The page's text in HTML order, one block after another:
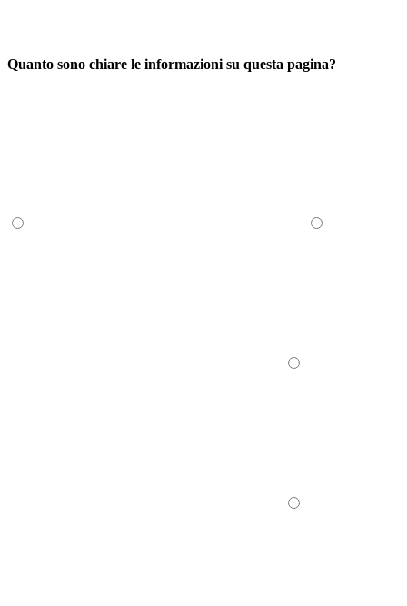
Quanto sono chiare le informazioni su questa pagina?